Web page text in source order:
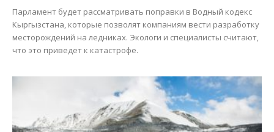
Парламент будет рассматривать поправки в Водный кодекс
Кыргызстана, которые позволят компаниям вести разработку
месторождений на ледниках. Экологи и специалисты считают,
что это приведет к катастрофе.